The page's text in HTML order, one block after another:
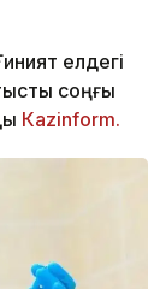
елдегі
соңғы
Кazinform.